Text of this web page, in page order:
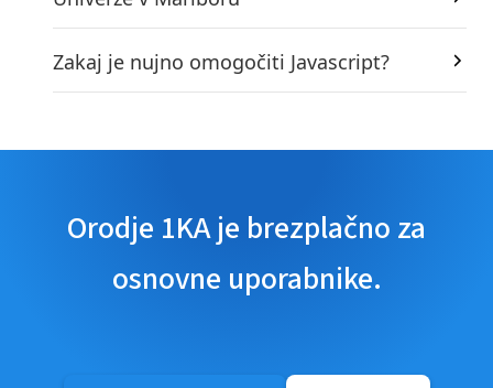
Zakaj je nujno omogočiti Javascript?
Orodje 1KA je brezplačno za
osnovne uporabnike.